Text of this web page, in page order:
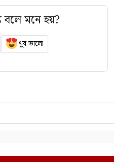
বলে মনে হয়?
খুব ভালো